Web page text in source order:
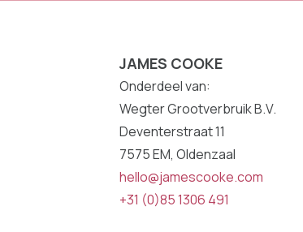
JAMES COOKE
Onderdeel van:
Wegter Grootverbruik B.V.
Deventerstraat 11
7575 EM, Oldenzaal
hello@jamescooke.com
+31 (0)85 1306 491